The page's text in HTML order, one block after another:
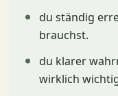
du ständig
brauchst.
du klarer
wirklich